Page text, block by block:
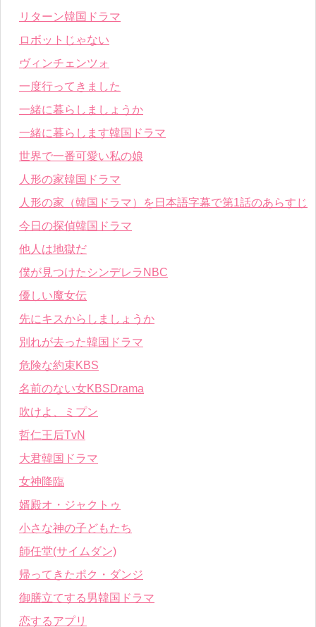
リターン韓国ドラマ
ロボットじゃない
ヴィンチェンツォ
一度行ってきました
一緒に暮らしましょうか
一緒に暮らします韓国ドラマ
世界で一番可愛い私の娘
人形の家韓国ドラマ
人形の家（韓国ドラマ）を日本語字幕で第1話のあらすじ
今日の探偵韓国ドラマ
他人は地獄だ
僕が見つけたシンデレラNBC
優しい魔女伝
先にキスからしましょうか
別れが去った韓国ドラマ
危険な約束KBS
名前のない女KBSDrama
吹けよ、ミプン
哲仁王后TvN
大君韓国ドラマ
女神降臨
婿殿オ・ジャクトゥ
小さな神の子どもたち
師任堂(サイムダン)
帰ってきたポク・ダンジ
御膳立てする男韓国ドラマ
恋するアプリ